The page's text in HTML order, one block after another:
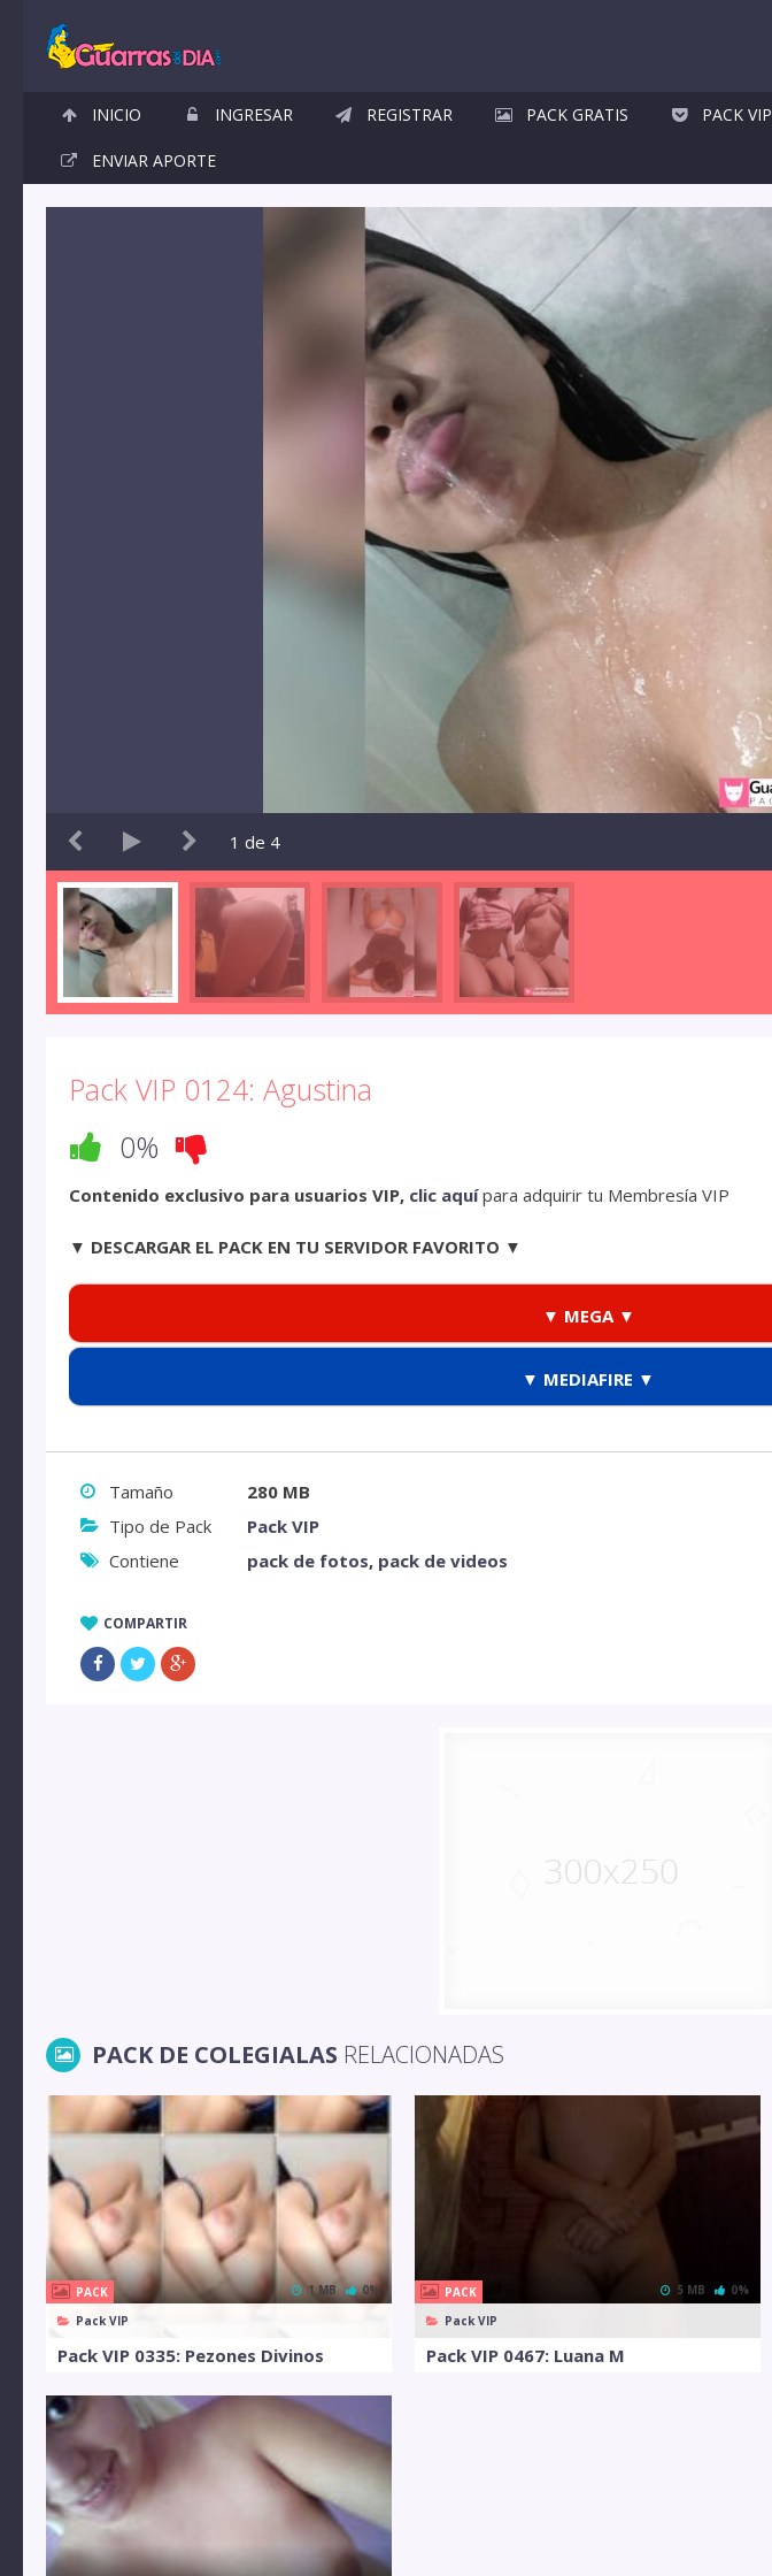
INICIO INGRESAR REGISTRAR PACK GRATIS PACK VIP
ENVIAR APORTE
1 de 4
Pack VIP 0124: Agustina
0%
Contenido exclusivo para usuarios VIP, clic aquípara adquirir tu Membresía VIP
▼ DESCARGAR EL PACK EN TU SERVIDOR FAVORITO ▼
▼ MEGA ▼
▼ MEDIAFIRE ▼
Tamaño
280 MB
Tipo de Pack
Pack VIP
Contiene
pack de fotos, pack de videos
COMPARTIR
PACK DE COLEGIALAS RELACIONADAS
PACK
Pack VIP
1 MB 0%
Pack VIP 0335: Pezones Divinos
PACK
Pack VIP
5 MB 0%
Pack VIP 0467: Luana M